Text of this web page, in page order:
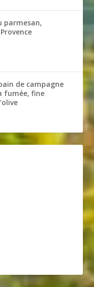
parmesan,
de campagne
fumée, fine